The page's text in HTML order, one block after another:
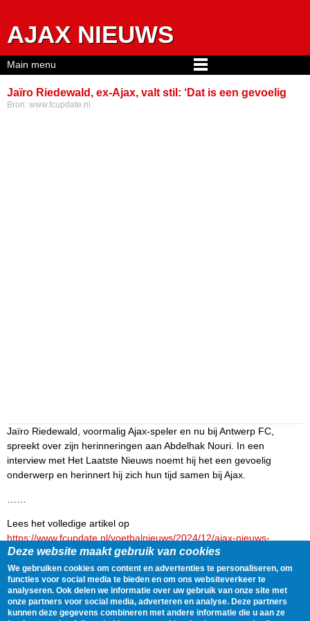
AJAX NIEUWS
Jaïro Riedewald, ex-Ajax, valt stil: ‘Dat is een gevoelig
onderwerp, man’
Bron: www.fcupdate.nl
Jaïro Riedewald, voormalig Ajax-speler en nu bij Antwerp FC,
spreekt over zijn herinneringen aan Abdelhak Nouri. In een
interview met Het Laatste Nieuws noemt hij het een gevoelig
onderwerp en herinnert hij zich hun tijd samen bij Ajax.
Lees het volledige artikel op
https://www.fcupdate.nl/voetbalnieuws/2024/12/ajax-nieuws-
riedewald-nouri-blijft-gevoelig-onderwerp-bij-ajax
Delen Tweet 28 December, 2024 - 21:06
Gegevens
Main menu
Deze website maakt gebruik van cookies
We gebruiken cookies om content en advertenties te personaliseren, om
functies voor social media te bieden en om ons websiteverkeer te
analyseren. Ook delen we informatie over uw gebruik van onze site met
onze partners voor social media, adverteren en analyse. Deze partners
kunnen deze gegevens combineren met andere informatie die u aan ze